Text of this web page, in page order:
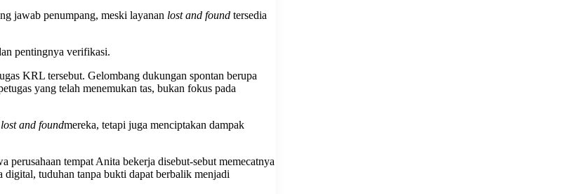
jawab penumpang, meski layanan lost and found tersedia
pentingnya verifikasi.
KRL tersebut. Gelombang dukungan spontan berupa
yang telah menemukan tas, bukan fokus pada
lost and foundmereka, tetapi juga menciptakan dampak
tempat Anita bekerja disebut-sebut memecatnya
tuduhan tanpa bukti dapat berbalik menjadi